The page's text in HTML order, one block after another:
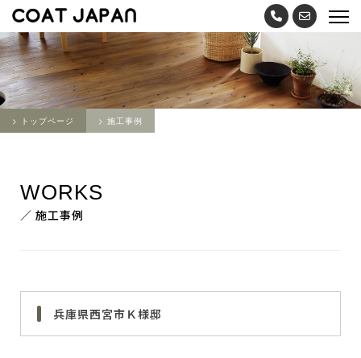
トップページ 施工事例
WORKS
／ 施工事例
兵庫県西宮市Ｋ様邸